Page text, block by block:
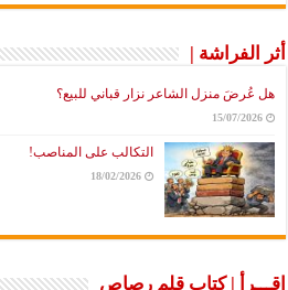
أثر الفراشة |
هل عُرضَ منزل الشاعر نزار قباني للبيع؟
15/07/2026
التكالب على المناصب!
18/02/2026
اقـــرأ | كتاب قلم رصاص